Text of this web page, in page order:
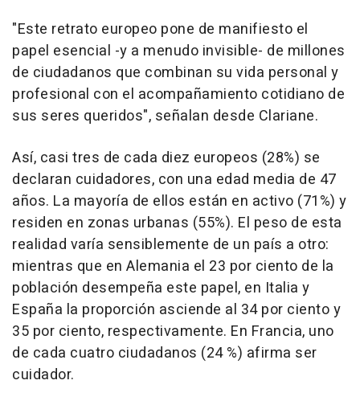
"Este retrato europeo pone de manifiesto el
papel esencial -y a menudo invisible- de millones
de ciudadanos que combinan su vida personal y
profesional con el acompañamiento cotidiano de
sus seres queridos", señalan desde Clariane.
Así, casi tres de cada diez europeos (28%) se
declaran cuidadores, con una edad media de 47
años. La mayoría de ellos están en activo (71%) y
residen en zonas urbanas (55%). El peso de esta
realidad varía sensiblemente de un país a otro:
mientras que en Alemania el 23 por ciento de la
población desempeña este papel, en Italia y
España la proporción asciende al 34 por ciento y
35 por ciento, respectivamente. En Francia, uno
de cada cuatro ciudadanos (24 %) afirma ser
cuidador.